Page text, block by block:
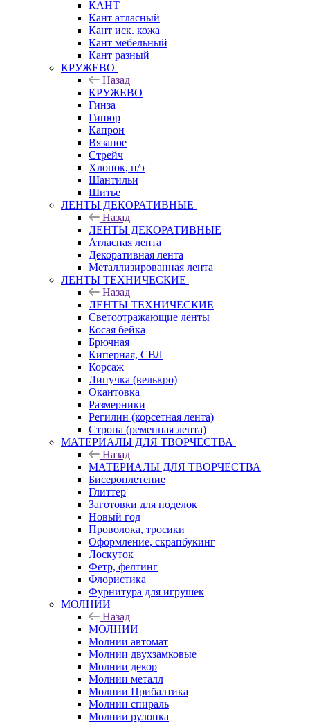
КАНТ
Кант атласный
Кант иск. кожа
Кант мебельный
Кант разный
КРУЖЕВО
Назад
КРУЖЕВО
Гинза
Гипюр
Капрон
Вязаное
Стрейч
Хлопок, п/э
Шантильи
Шитье
ЛЕНТЫ ДЕКОРАТИВНЫЕ
Назад
ЛЕНТЫ ДЕКОРАТИВНЫЕ
Атласная лента
Декоративная лента
Металлизированная лента
ЛЕНТЫ ТЕХНИЧЕСКИЕ
Назад
ЛЕНТЫ ТЕХНИЧЕСКИЕ
Светоотражающие ленты
Косая бейка
Брючная
Киперная, СВЛ
Корсаж
Липучка (велькро)
Окантовка
Размерники
Регилин (корсетная лента)
Стропа (ременная лента)
МАТЕРИАЛЫ ДЛЯ ТВОРЧЕСТВА
Назад
МАТЕРИАЛЫ ДЛЯ ТВОРЧЕСТВА
Бисероплетение
Глиттер
Заготовки для поделок
Новый год
Проволока, тросики
Оформление, скрапбукинг
Лоскуток
Фетр, фелтинг
Флористика
Фурнитура для игрушек
МОЛНИИ
Назад
МОЛНИИ
Молнии автомат
Молнии двухзамковые
Молнии декор
Молнии металл
Молнии Прибалтика
Молнии спираль
Молнии рулонка